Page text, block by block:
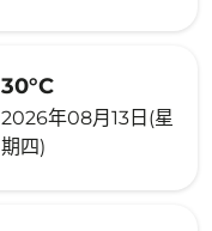
30°C
2026年08月13日(星
期四)